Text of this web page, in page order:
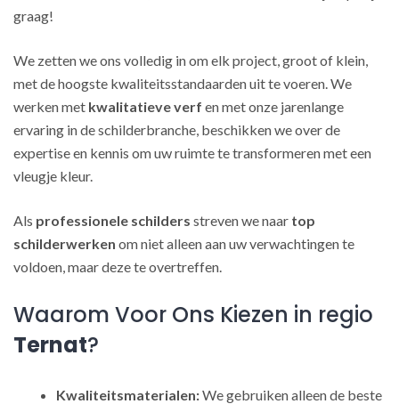
graag!
We zetten we ons volledig in om elk project, groot of klein,
met de hoogste kwaliteitsstandaarden uit te voeren. We
werken met kwalitatieve verf en met onze jarenlange
ervaring in de schilderbranche, beschikken we over de
expertise en kennis om uw ruimte te transformeren met een
vleugje kleur.
Als professionele schilders streven we naar top
schilderwerken om niet alleen aan uw verwachtingen te
voldoen, maar deze te overtreffen.
Waarom Voor Ons Kiezen in regio
Ternat?
Kwaliteitsmaterialen:We gebruiken alleen de beste